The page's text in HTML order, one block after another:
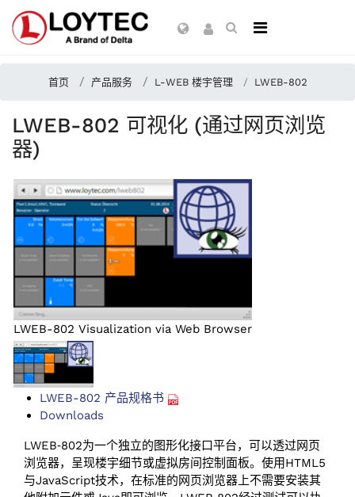
首页 产品服务 L-WEB 楼宇管理 LWEB-802
LWEB-802 可视化 (通过网页浏览
器)
LWEB-802 Visualization via Web Browser
LWEB-802 产品规格书
Downloads
LWEB‑802为一个独立的图形化接口平台，可以透过网页
浏览器，呈现楼宇细节或虚拟房间控制面板。使用HTML5
与JavaScript技术，在标准的网页浏览器上不需要安装其